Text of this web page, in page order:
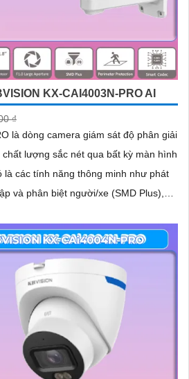
KX-CAI4003N-PRO AI
₫
là dòng camera giám sát độ phân giải
lượng sắc nét qua bất kỳ màn hình
là các tính năng thông minh như phát
và phân biệt người/xe (SMD Plus),